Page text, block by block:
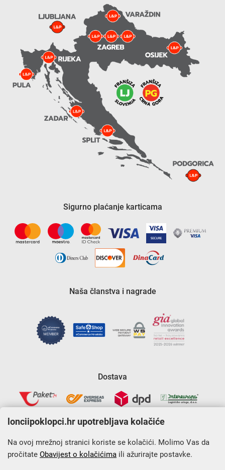
Sigurno plaćanje karticama
Naša članstva i nagrade
Dostava
Krajnji primatelj financijskog instrumenta sufinanciranog iz
lonciipoklopci.hr upotrebljava kolačiće
Na ovoj mrežnoj stranici koriste se kolačići. Molimo Vas da
pročitate Obavijest o kolačićima ili ažurirajte postavke.